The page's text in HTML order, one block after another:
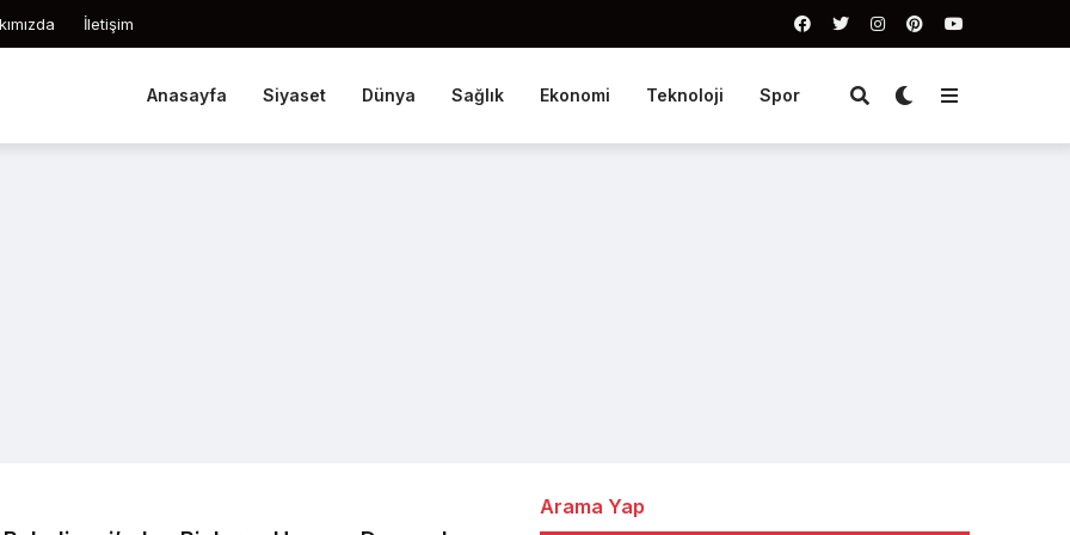
İletişim
Anasayfa Siyaset Dünya Sağlık Ekonomi Teknoloji Spor
Arama Yap